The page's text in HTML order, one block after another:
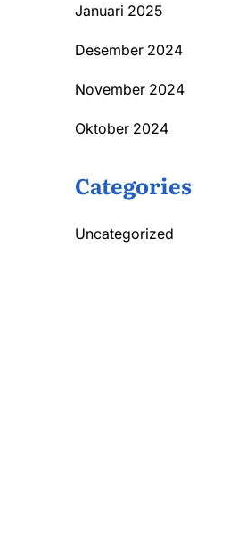
Januari 2025
Desember 2024
November 2024
Oktober 2024
Categories
Uncategorized